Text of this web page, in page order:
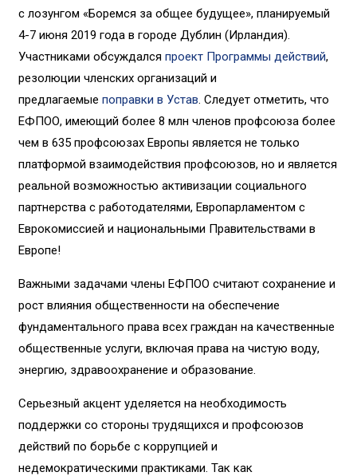
с лозунгом «Боремся за общее будущее», планируемый
4-7 июня 2019 года в городе Дублин (Ирландия).
Участниками обсуждался проект Программы действий,
резолюции членских организаций и
предлагаемые поправки в Устав. Следует отметить, что
ЕФПОО, имеющий более 8 млн членов профсоюза более
чем в 635 профсоюзах Европы является не только
платформой взаимодействия профсоюзов, но и является
реальной возможностью активизации социального
партнерства с работодателями, Европарламентом с
Еврокомиссией и национальными Правительствами в
Европе!
Важными задачами члены ЕФПОО считают сохранение и
рост влияния общественности на обеспечение
фундаментального права всех граждан на качественные
общественные услуги, включая права на чистую воду,
энергию, здравоохранение и образование.
Серьезный акцент уделяется на необходимость
поддержки со стороны трудящихся и профсоюзов
действий по борьбе с коррупцией и
недемократическими практиками. Так как